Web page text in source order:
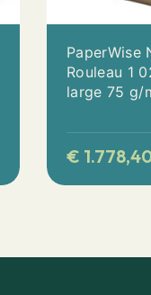
PaperWise
Rouleau 1
large 75 g/
€